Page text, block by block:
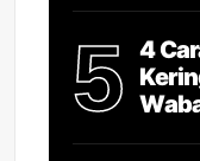
5
4